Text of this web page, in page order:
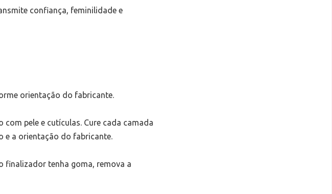
confiança, feminilidade e
orientação do fabricante.
pele e cutículas. Cure cada camada
e a orientação do fabricante.
finalizador tenha goma, remova a